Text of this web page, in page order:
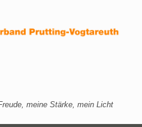
meine Stärke, mein Licht